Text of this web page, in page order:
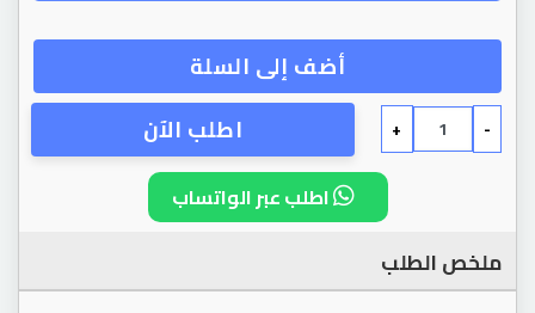
أضف إلى السلة
-
+ اطلب الآن
اطلب عبر الواتساب
ملخص الطلب